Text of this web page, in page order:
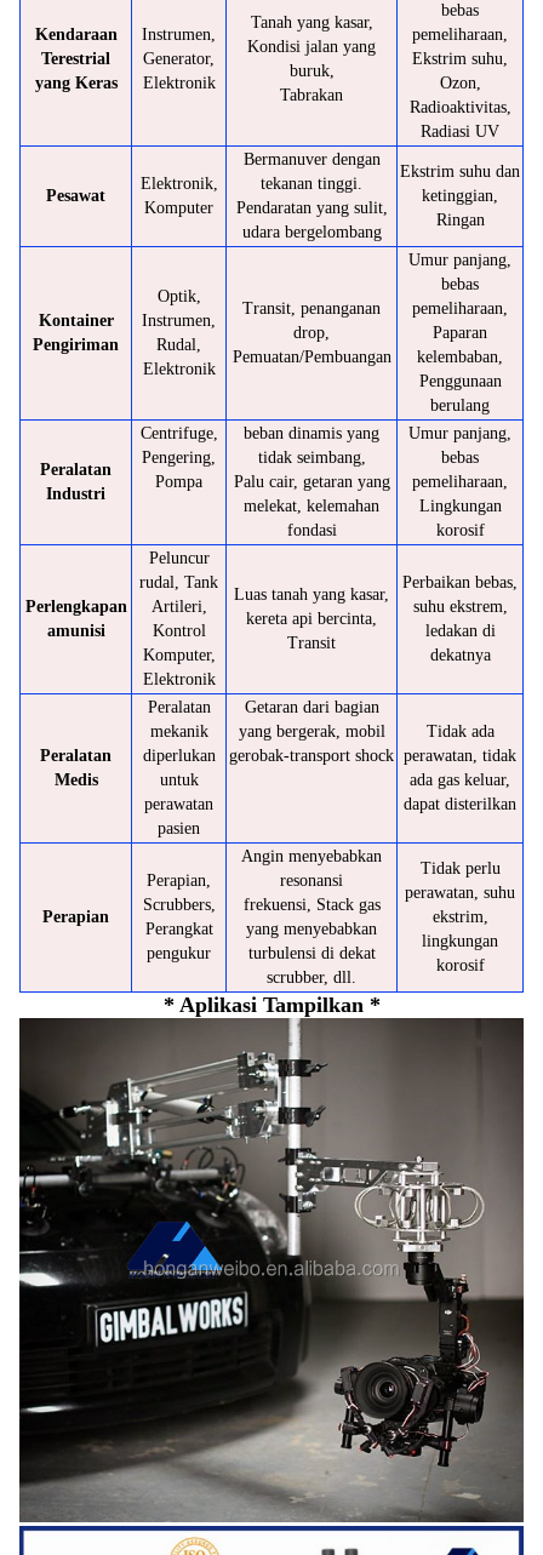
Kendaraan
Terestrial
yang Keras
Instrumen,
Generator,
Elektronik
Tanah yang kasar,
Kondisi jalan yang
buruk,
Tabrakan
bebas
pemeliharaan,
Ekstrim suhu,
Ozon,
Radioaktivitas,
Radiasi UV
Pesawat
Elektronik,
Komputer
Bermanuver dengan
tekanan tinggi.
Pendaratan yang sulit,
udara bergelombang
Ekstrim suhu dan
ketinggian,
Ringan
Kontainer
Pengiriman
Optik,
Instrumen,
Rudal,
Elektronik
Transit, penanganan
drop,
Pemuatan/Pembuangan
Umur panjang,
bebas
pemeliharaan,
Paparan
kelembaban,
Penggunaan
berulang
Peralatan
Industri
Centrifuge,
Pengering,
Pompa
beban dinamis yang
tidak seimbang,
Palu cair, getaran yang
melekat, kelemahan
fondasi
Umur panjang,
bebas
pemeliharaan,
Lingkungan
korosif
Perlengkapan
amunisi
Peluncur
rudal, Tank
Artileri,
Kontrol
Komputer,
Elektronik
Luas tanah yang kasar,
kereta api bercinta,
Transit
Perbaikan bebas,
suhu ekstrem,
ledakan di
dekatnya
Peralatan
Medis
Peralatan
mekanik
diperlukan
untuk
perawatan
pasien
Getaran dari bagian
yang bergerak, mobil
gerobak-transport shock
Tidak ada
perawatan, tidak
ada gas keluar,
dapat disterilkan
Perapian
Perapian,
Scrubbers,
Perangkat
pengukur
Angin menyebabkan
resonansi
frekuensi, Stack gas
yang menyebabkan
turbulensi di dekat
scrubber, dll.
Tidak perlu
perawatan, suhu
ekstrim,
lingkungan
korosif
* Aplikasi Tampilkan *